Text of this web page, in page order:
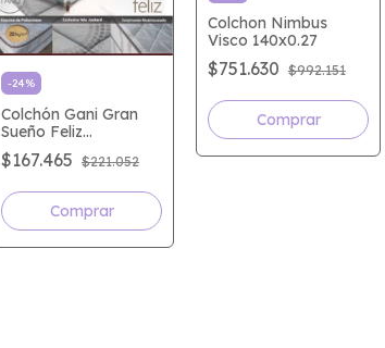
-24%
Colchón Gani Gran
Sueño Feliz
80x190x20
$167.465 $221.052
Colchon Nimbus
Visco 140x0.27
$751.630 $992.151